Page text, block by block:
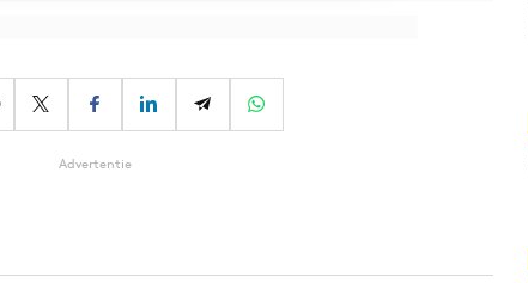
Advertentie